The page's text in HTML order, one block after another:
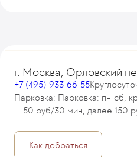
г. Москва, Орловский
+7 (495) 933-66-55
Парковка: Парковка: пн-сб,
— 50 руб/30 мин, далее 150
Как добраться